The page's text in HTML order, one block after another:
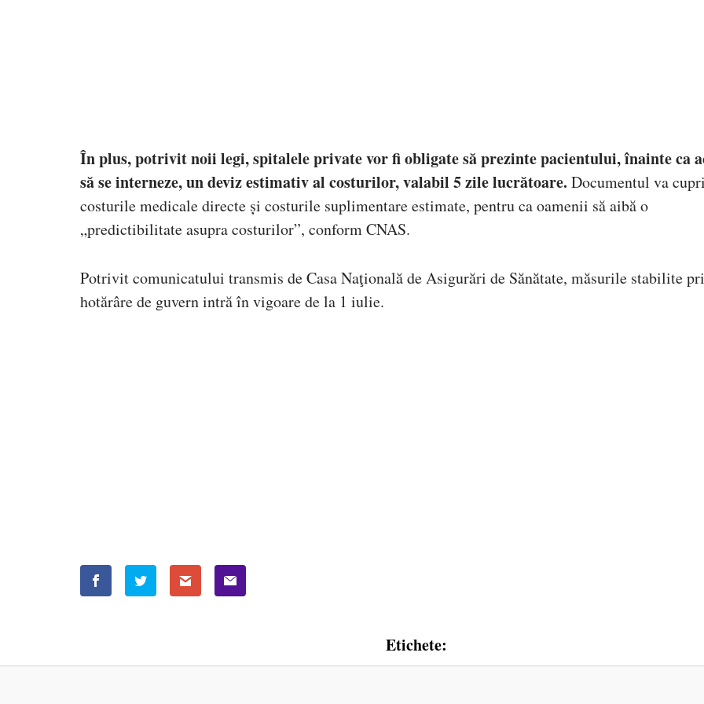
În plus, potrivit noii legi, spitalele private vor fi obligate să prezinte pacientului, înainte ca
să se interneze, un deviz estimativ al costurilor, valabil 5 zile lucrătoare. Documentul va
costurile medicale directe și costurile suplimentare estimate, pentru ca oamenii să aibă o
„predictibilitate asupra costurilor”, conform CNAS.
Potrivit comunicatului transmis de Casa Naţională de Asigurări de Sănătate, măsurile stabilite
hotărâre de guvern intră în vigoare de la 1 iulie.
Etichete: